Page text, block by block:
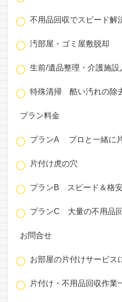
不用品回収でスピード解
汚部屋・ゴミ屋敷脱却
生前/遺品整理・介護施設
特殊清掃 酷い汚れの除
プラン料金
プランA プロと一緒に
片付け虎の穴
プランB スピード＆格
プランC 大量の不用品
お問合せ
お部屋の片付けサービス
片付け・不用品回収作業